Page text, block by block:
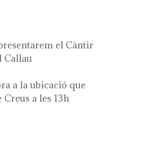
el Càntir
Callau
a la ubicació que
a les 13h